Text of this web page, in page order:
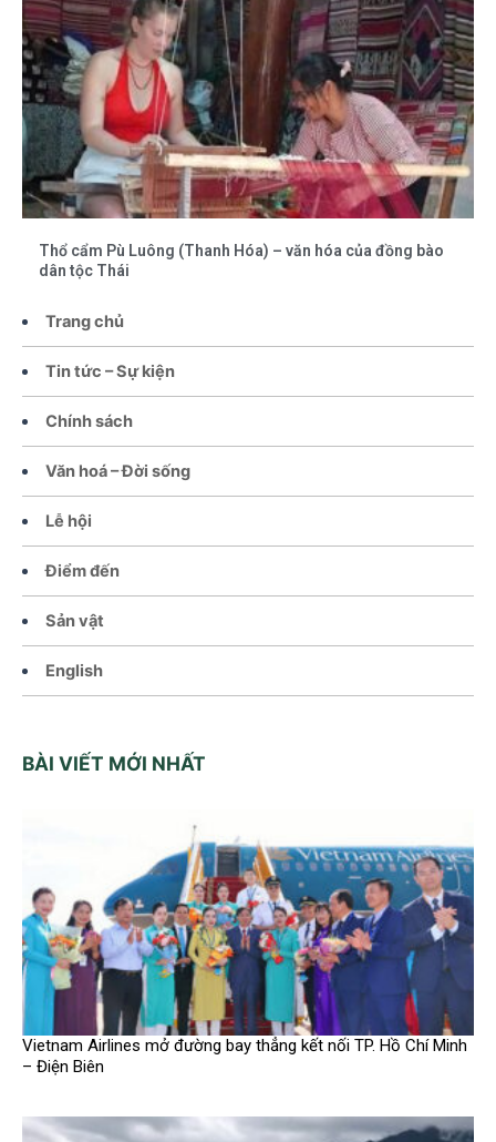
Trang chủ
Tin tức – Sự kiện
Chính sách
Văn hoá – Đời sống
Lễ hội
Điểm đến
Sản vật
English
BÀI VIẾT MỚI NHẤT
Vietnam Airlines mở đường bay thẳng kết nối TP. Hồ Chí Minh
– Điện Biên
Thổ cẩm Pù Luông (Thanh Hóa) – văn hóa của đồng bào
dân tộc Thái